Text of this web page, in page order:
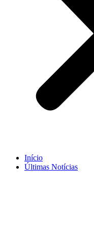
Início
Últimas Notícias